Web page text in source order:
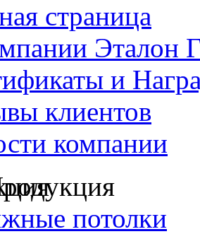
страница
Эталон
и
клиентов
компании
потолки